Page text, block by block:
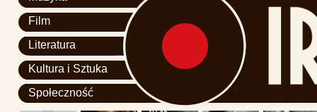
Film
Literatura
Kultura i Sztuka
Społeczność